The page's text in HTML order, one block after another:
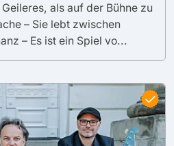
als auf der Bühne zu
– Sie lebt zwischen
– Es ist ein Spiel vo...